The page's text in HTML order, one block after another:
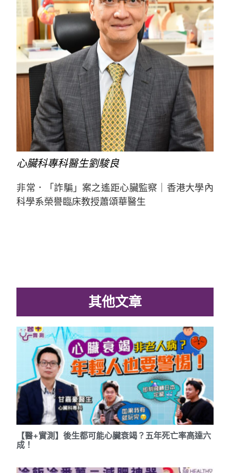
心臟科專科醫生劉駿良
非常．「詐騙」案之遙距心臟監察｜香港大學內
科學系榮譽臨床教授蕭頌華醫生
其他文章
【醫+實測】後生都可能心臟衰竭？五年死亡率高達六
成！